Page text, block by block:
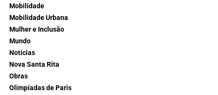
Mobilidade
Mobilidade Urbana
Mulher e Inclusão
Mundo
Notícias
Nova Santa Rita
Obras
Olimpíadas de Paris